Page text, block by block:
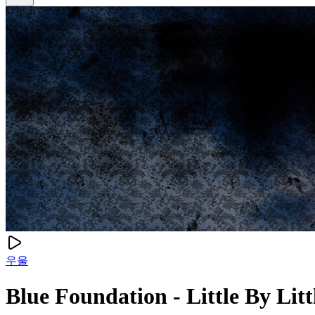
우울
Blue Foundation - Little By